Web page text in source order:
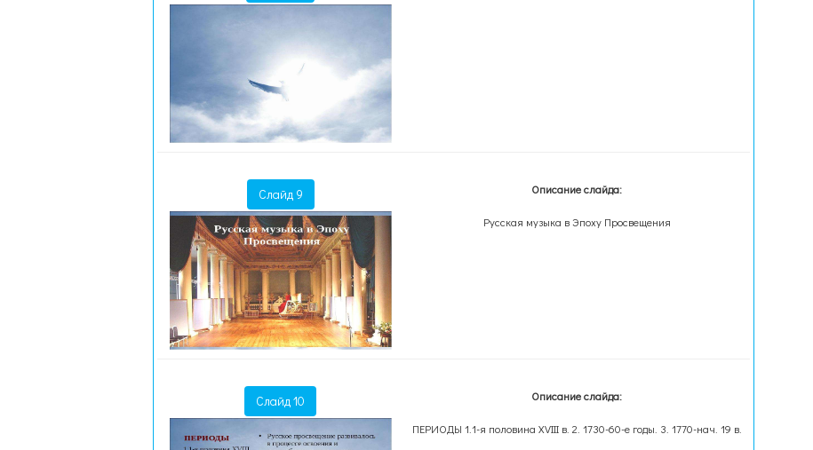
Слайд 9 Описание слайда:
Русская музыка в Эпоху Просвещения
Слайд 10 Описание слайда:
ПЕРИОДЫ 1.1-я половина XVIII в. 2. 1730-60-е годы. 3. 1770-нач. 19 в.